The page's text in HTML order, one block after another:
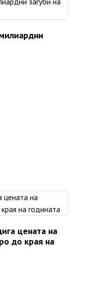
цената на
до края на